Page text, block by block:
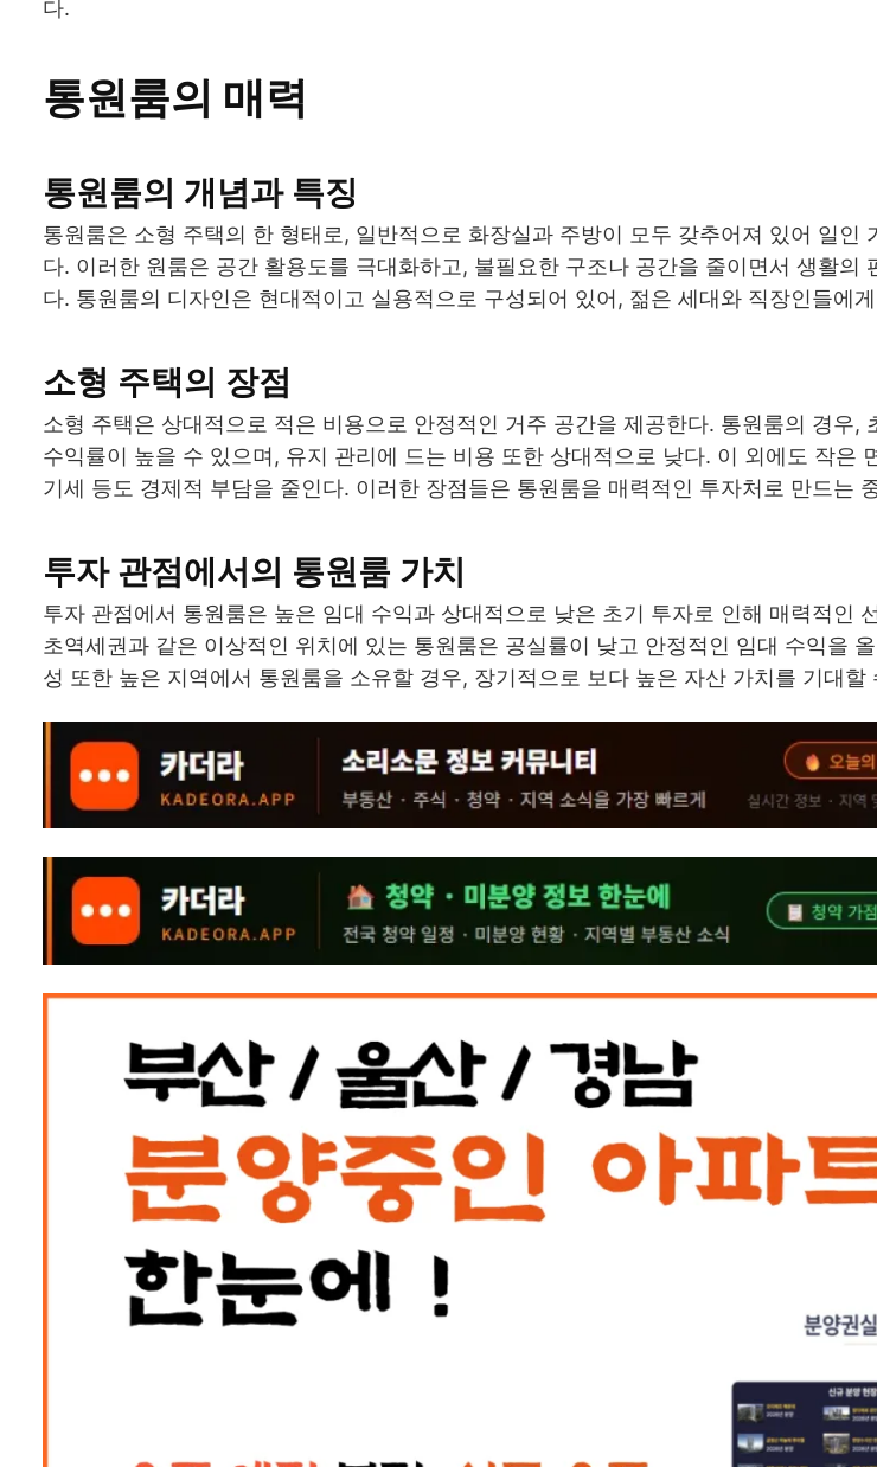
다.
통원룸의 매력
통원룸의 개념과 특징
통원룸은 소형 주택의 한 형태로, 일반적으로 화장실과 주방이 모두 갖추어져 있어 일인
다. 이러한 원룸은 공간 활용도를 극대화하고, 불필요한 구조나 공간을 줄이면서 생활의
다. 통원룸의 디자인은 현대적이고 실용적으로 구성되어 있어, 젊은 세대와 직장인들에
소형 주택의 장점
소형 주택은 상대적으로 적은 비용으로 안정적인 거주 공간을 제공한다. 통원룸의 경우,
수익률이 높을 수 있으며, 유지 관리에 드는 비용 또한 상대적으로 낮다. 이 외에도 작은
기세 등도 경제적 부담을 줄인다. 이러한 장점들은 통원룸을 매력적인 투자처로 만드는
투자 관점에서의 통원룸 가치
투자 관점에서 통원룸은 높은 임대 수익과 상대적으로 낮은 초기 투자로 인해 매력적인
초역세권과 같은 이상적인 위치에 있는 통원룸은 공실률이 낮고 안정적인 임대 수익을
성 또한 높은 지역에서 통원룸을 소유할 경우, 장기적으로 보다 높은 자산 가치를 기대할